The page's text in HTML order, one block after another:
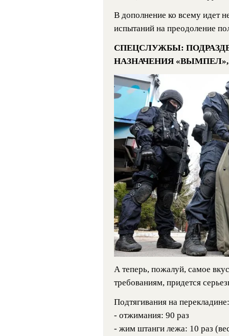
В дополнение ко всему идет
испытаний на преодоление
СПЕЦСЛУЖБЫ:
НАЗНАЧЕНИЯ
А теперь, пожалуй, самое
требованиям, придется
Подтягивания на
- отжимания: 90 раз
- жим штанги лежа: 10 раз